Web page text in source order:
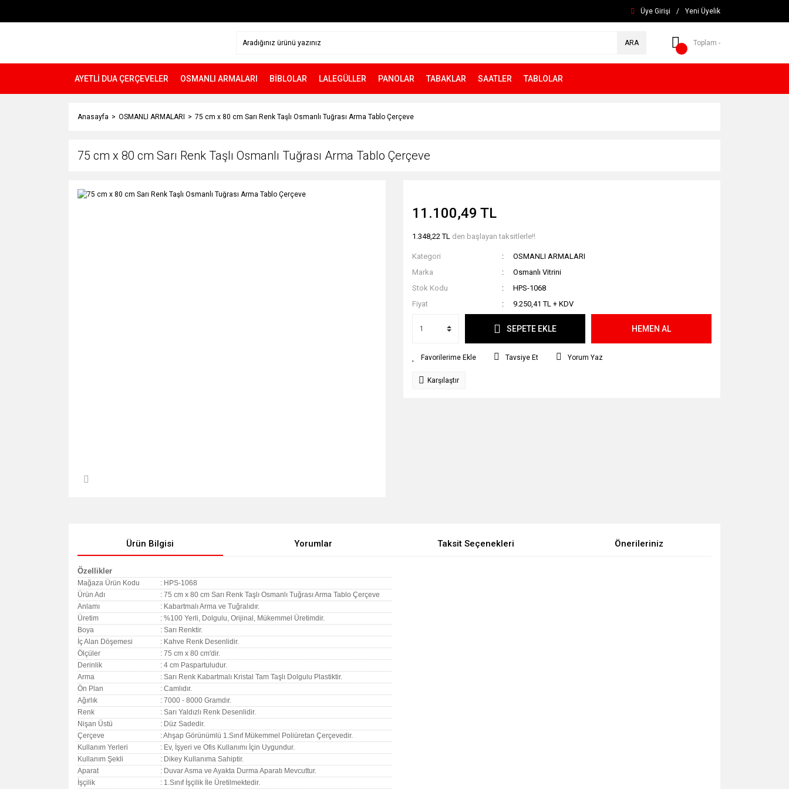
Üye Girişi / Yeni Üyelik
ARA Toplam -
AYETLİ DUA ÇERÇEVELER OSMANLI ARMALARI BİBLOLAR LALEGÜLLER PANOLAR TABAKLAR SAATLER TABLOLAR
Anasayfa OSMANLI ARMALARI 75 cm x 80 cm Sarı Renk Taşlı Osmanlı Tuğrası Arma Tablo Çerçeve
75 cm x 80 cm Sarı Renk Taşlı Osmanlı Tuğrası Arma Tablo Çerçeve
11.100,49 TL
1.348,22 TL den başlayan taksitlerle!!
Kategori
OSMANLI ARMALARI
Marka
Osmanlı Vitrini
Stok Kodu
HPS-1068
Fiyat
9.250,41 TL + KDV
SEPETE EKLE HEMEN AL
Tavsiye Et Yorum Yaz
Karşılaştır
Ürün Bilgisi Yorumlar Taksit Seçenekleri Önerileriniz
Özellikler
Mağaza Ürün Kodu
: HPS-1068
Ürün Adı
: 75 cm x 80 cm Sarı Renk Taşlı Osmanlı Tuğrası Arma Tablo Çerçeve
Anlamı
: Kabartmalı Arma ve Tuğralıdır.
Üretim
: %100 Yerli, Dolgulu, Orijinal, Mükemmel Üretimdir.
Boya
: Sarı Renktir.
İç Alan Döşemesi
: Kahve Renk Desenlidir.
Ölçüler
: 75 cm x 80 cm'dir.
Derinlik
: 4 cm Paspartuludur.
Arma
: Sarı Renk Kabartmalı Kristal Tam Taşlı Dolgulu Plastiktir.
Ön Plan
: Camlıdır.
Ağırlık
: 7000 - 8000 Gramdır.
Renk
: Sarı Yaldızlı Renk Desenlidir.
Nişan Üstü
: Düz Sadedir.
Çerçeve
: Ahşap Görünümlü 1.Sınıf Mükemmel Poliüretan Çerçevedir.
Kullanım Yerleri
: Ev, İşyeri ve Ofis Kullanımı İçin Uygundur.
Kullanım Şekli
: Dikey Kullanıma Sahiptir.
Aparat
: Duvar Asma ve Ayakta Durma Aparatı Mevcuttur.
İşçilik
: 1.Sınıf İşçilik İle Üretilmektedir.